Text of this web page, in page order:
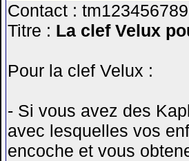
Contact :
Titre : La clef Velux
Pour la clef Velux :
- Si vous avez des
avec lesquelles vos
encoche et vous